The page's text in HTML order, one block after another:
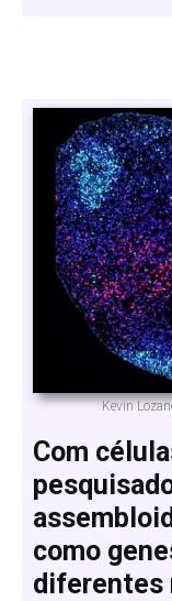
Kevin
Com
como
diferentes